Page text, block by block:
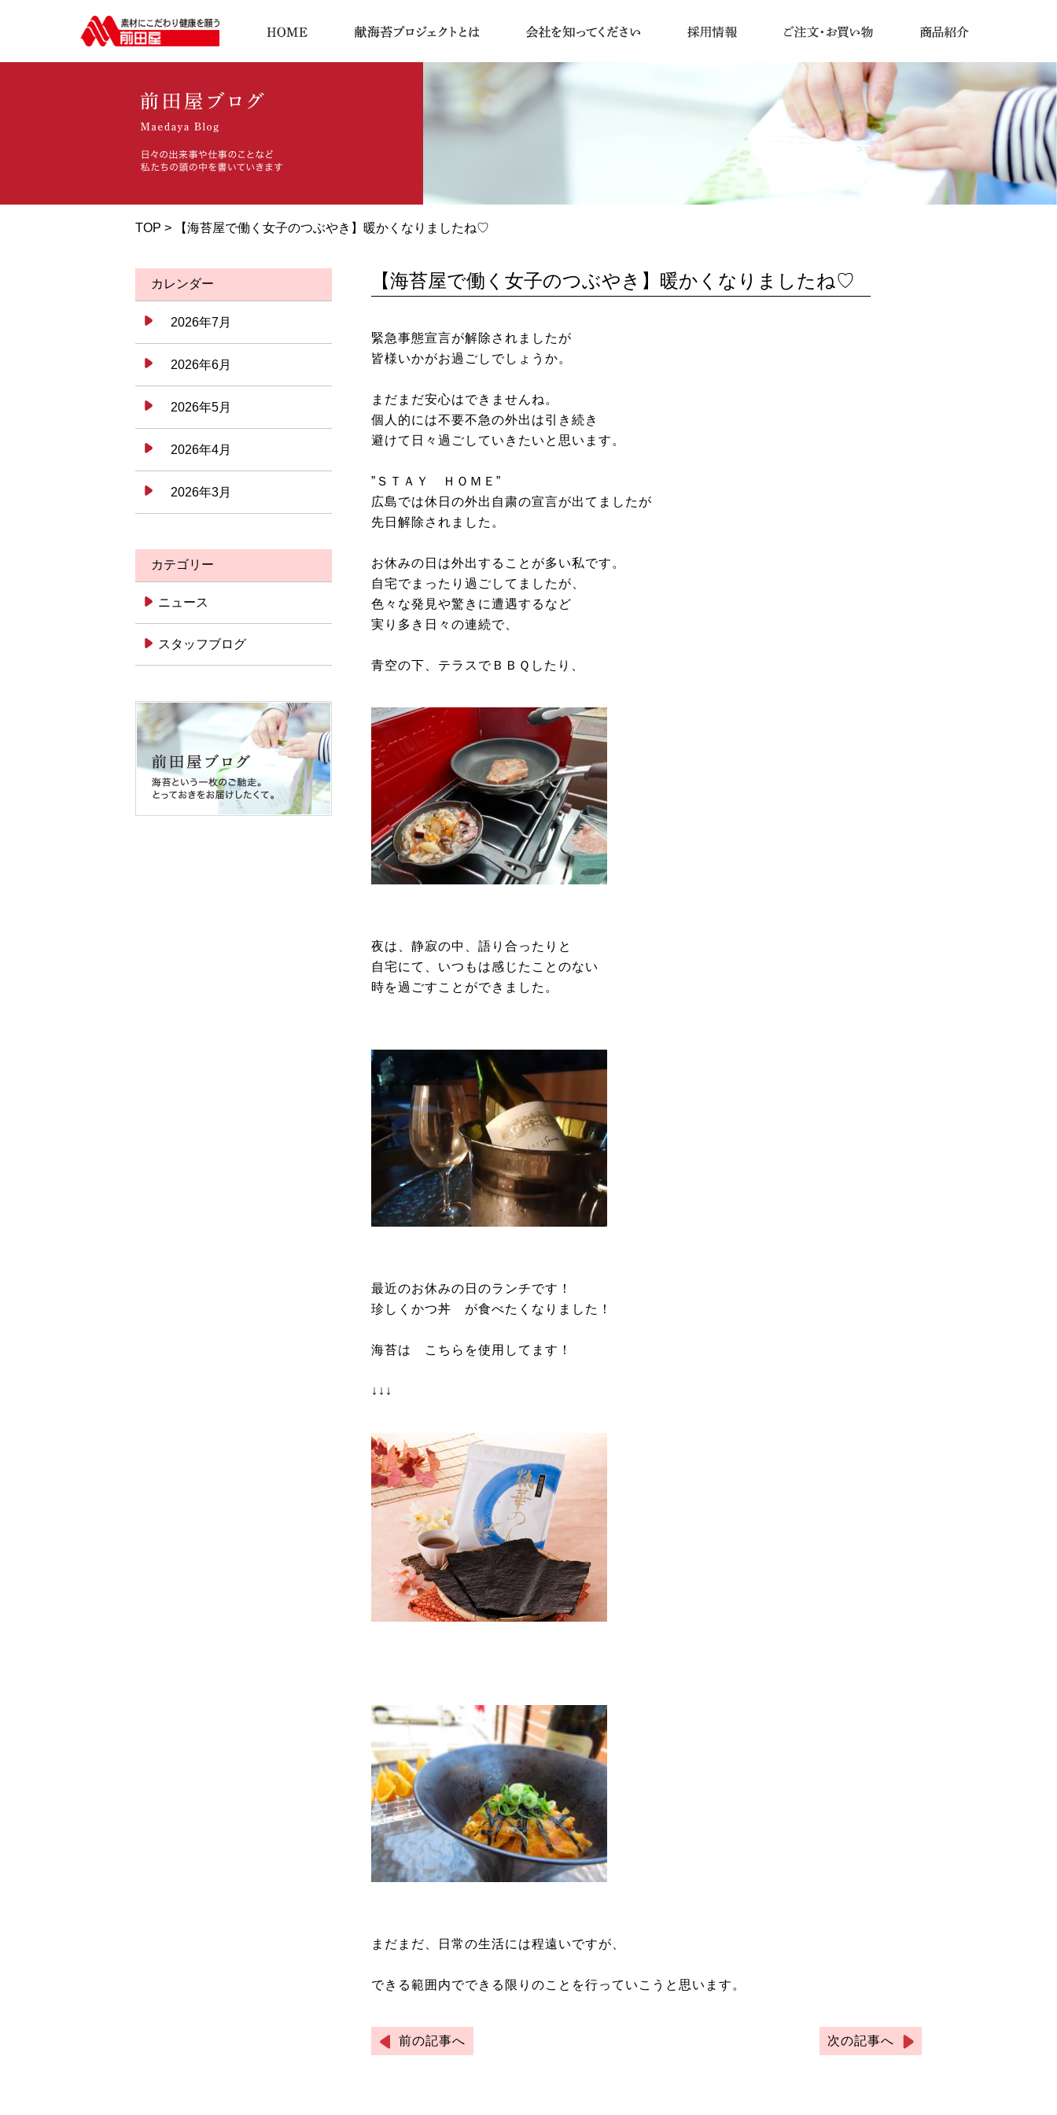
TOP > 【海苔屋で働く女子のつぶやき】暖かくなりましたね♡
カレンダー
2026年7月
2026年6月
2026年5月
2026年4月
2026年3月
カテゴリー
ニュース
スタッフブログ
【海苔屋で働く女子のつぶやき】暖かくなりましたね♡
緊急事態宣言が解除されましたが
皆様いかがお過ごしでしょうか。
まだまだ安心はできませんね。
個人的には不要不急の外出は引き続き
避けて日々過ごしていきたいと思います。
”ＳＴＡＹ ＨＯＭＥ”
広島では休日の外出自粛の宣言が出てましたが
先日解除されました。
お休みの日は外出することが多い私です。
自宅でまったり過ごしてましたが、
色々な発見や驚きに遭遇するなど
実り多き日々の連続で、
青空の下、テラスでＢＢＱしたり、
夜は、静寂の中、語り合ったりと
自宅にて、いつもは感じたことのない
時を過ごすことができました。
最近のお休みの日のランチです！
珍しくかつ丼 が食べたくなりました！
海苔は こちらを使用してます！
↓↓↓
まだまだ、日常の生活には程遠いですが、
できる範囲内でできる限りのことを行っていこうと思います。
前の記事へ 次の記事へ